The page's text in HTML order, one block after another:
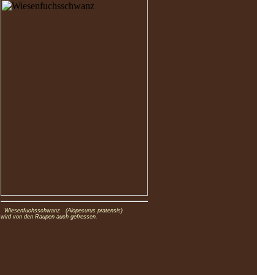
Wiesenfuchsschwanz (Alopecurus pratensis)
wird von den Raupen auch gefressen.